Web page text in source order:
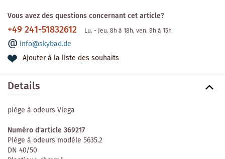
Vous avez des questions concernant cet article?
+49 241-51832612 Lu. - Jeu. 8h à 18h, ven. 8h à 15h
info@skybad.de
Ajouter à la liste des souhaits
Details
piège à odeurs Viega
Numéro d'article 369217
Piège à odeurs modèle 5635.2
DN 40/50